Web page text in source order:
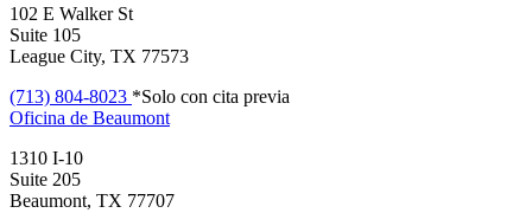
102 E Walker St
Suite 105
League City, TX 77573
(713) 804-8023 *Solo con cita previa
Oficina de Beaumont
1310 I-10
Suite 205
Beaumont, TX 77707